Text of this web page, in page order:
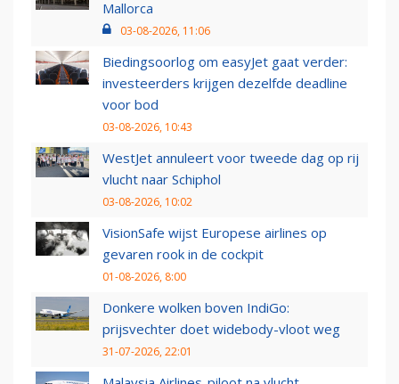
Mallorca
03-08-2026, 11:06
Biedingsoorlog om easyJet gaat verder:
investeerders krijgen dezelfde deadline
voor bod
03-08-2026, 10:43
WestJet annuleert voor tweede dag op rij
vlucht naar Schiphol
03-08-2026, 10:02
VisionSafe wijst Europese airlines op
gevaren rook in de cockpit
01-08-2026, 8:00
Donkere wolken boven IndiGo:
prijsvechter doet widebody-vloot weg
31-07-2026, 22:01